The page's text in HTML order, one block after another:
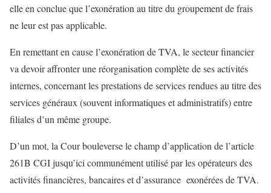
elle en conclue que l’exonération au titre du groupement de frais
ne leur est pas applicable.
En remettant en cause l’exonération de TVA, le secteur financier
va devoir affronter une réorganisation complète de ses activités
internes, concernant les prestations de services rendues au titre des
services généraux (souvent informatiques et administratifs) entre
filiales d’un même groupe.
D’un mot, la Cour bouleverse le champ d’application de l’article
261B CGI jusqu’ici communément utilisé par les opérateurs des
activités financières, bancaires et d’assurance exonérées de TVA.